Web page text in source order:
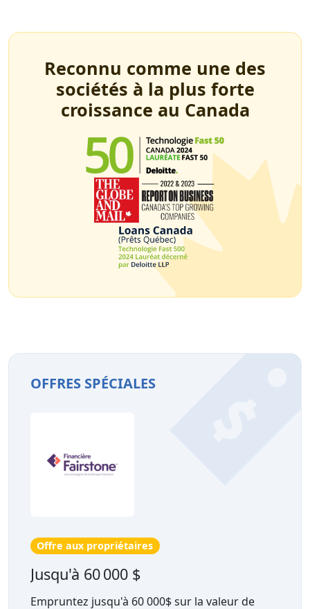
Reconnu comme une des
sociétés à la plus forte
croissance au Canada
OFFRES SPÉCIALES
Offre aux propriétaires
Jusqu'à 60 000 $
Empruntez jusqu'à 60 000$ sur la valeur de